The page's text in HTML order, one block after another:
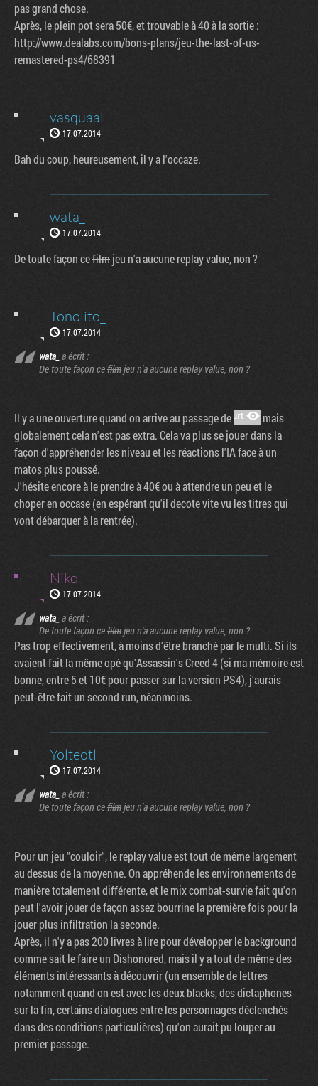
pas grand chose.
Après, le plein pot sera 50€, et trouvable à 40 à la sortie :
http://www.dealabs.com/bons-plans/jeu-the-last-of-us-
remastered-ps4/68391
vasquaal
17.07.2014
Bah du coup, heureusement, il y a l'occaze.
wata_
17.07.2014
De toute façon cefilmjeu n'a aucune replay value, non ?
Tonolito_
17.07.2014
wata_ a écrit :
De toute façon cefilmjeu n'a aucune replay value, non ?
Il y a une ouverture quand on arrive au passage de
mais
globalement cela n'est pas extra. Cela va plus se jouer dans la
façon d'appréhender les niveau et les réactions l'IA face à un
matos plus poussé.
J'hésite encore à le prendre à 40€ ou à attendre un peu et le
choper en occase (en espérant qu'il decote vite vu les titres qui
vont débarquer à la rentrée).
Niko
17.07.2014
wata_ a écrit :
De toute façon cefilmjeu n'a aucune replay value, non ?
Pas trop effectivement, à moins d'être branché par le multi. Si ils
avaient fait la même opé qu'Assassin's Creed 4 (si ma mémoire est
bonne, entre 5 et 10€ pour passer sur la version PS4), j'aurais
peut-être fait un second run, néanmoins.
Yolteotl
17.07.2014
wata_ a écrit :
De toute façon cefilmjeu n'a aucune replay value, non ?
Pour un jeu "couloir", le replay value est tout de même largement
au dessus de la moyenne. On appréhende les environnements de
manière totalement différente, et le mix combat-survie fait qu'on
peut l'avoir jouer de façon assez bourrine la première fois pour la
jouer plus infiltration la seconde.
Après, il n'y a pas 200 livres à lire pour développer le background
comme sait le faire un Dishonored, mais il y a tout de même des
éléments intéressants à découvrir (un ensemble de lettres
notamment quand on est avec les deux blacks, des dictaphones
sur la fin, certains dialogues entre les personnages déclenchés
dans des conditions particulières) qu'on aurait pu louper au
premier passage.